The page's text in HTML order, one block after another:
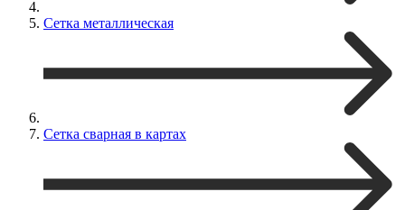
Сетка металлическая
Сетка сварная в картах